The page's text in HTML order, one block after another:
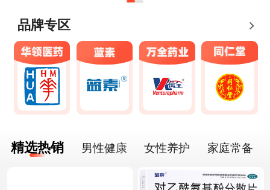
品牌专区
精选热销 男性健康 女性养护 家庭常备